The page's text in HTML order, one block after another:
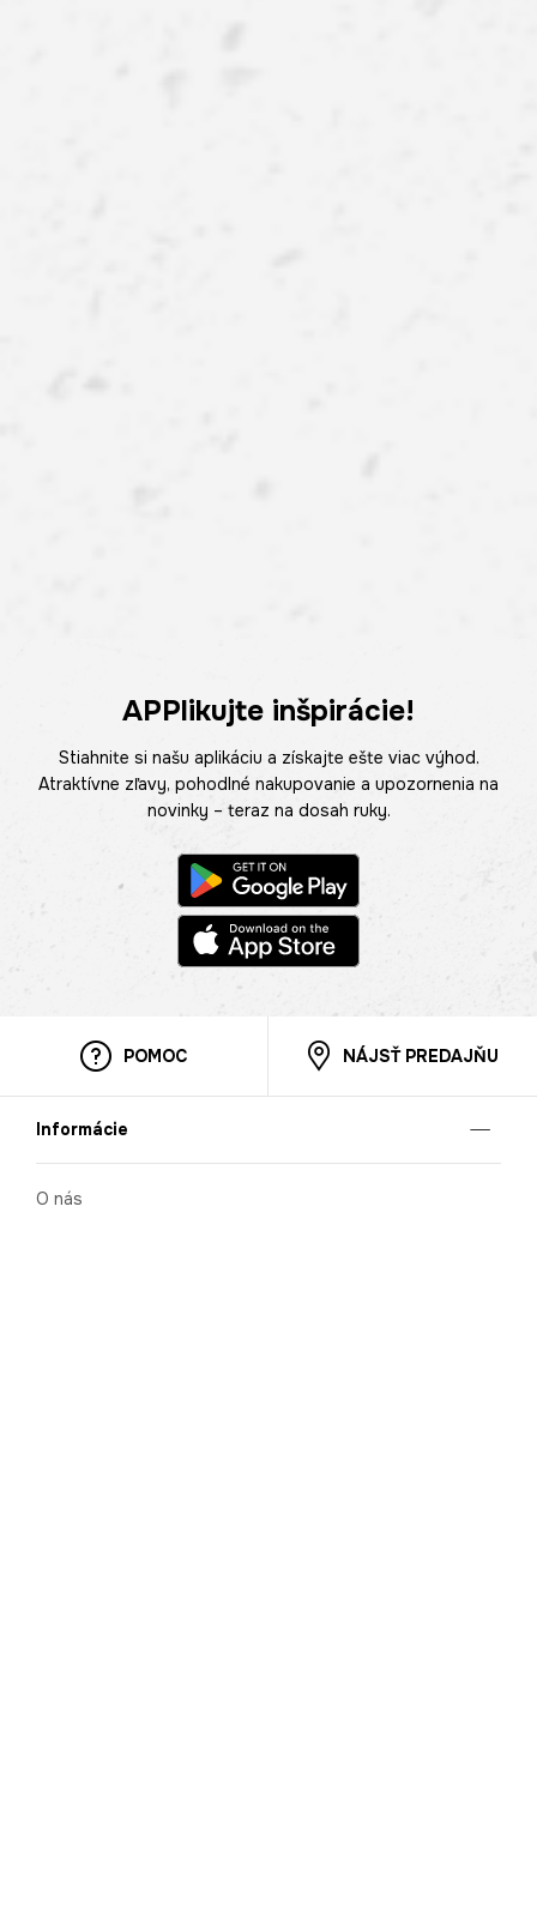
APPlikujte inšpirácie!
Stiahnite si našu aplikáciu a získajte ešte viac výhod.
Atraktívne zľavy, pohodlné nakupovanie a upozornenia na
novinky – teraz na dosah ruky.
POMOC NÁJSŤ PREDAJŇU
Informácie
O nás